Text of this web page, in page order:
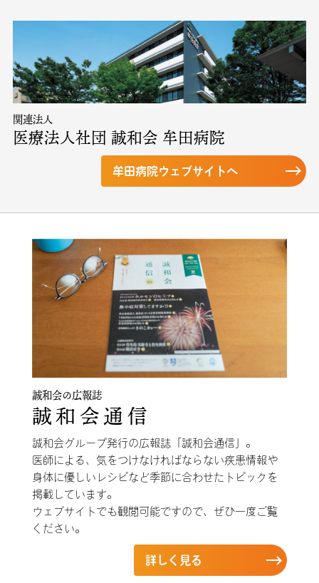
関連法人
医療法人社団 誠和会 牟田病院
牟田病院ウェブサイトへ
誠和会の広報誌
誠和会通信
誠和会グループ発行の広報誌「誠和会通信」。
医師による、気をつけなければならない疾患情報や
身体に優しいレシピなど季節に合わせたトピックを
掲載しています。
ウェブサイトでも観閲可能ですので、ぜひ一度ご覧
ください。
詳しく見る